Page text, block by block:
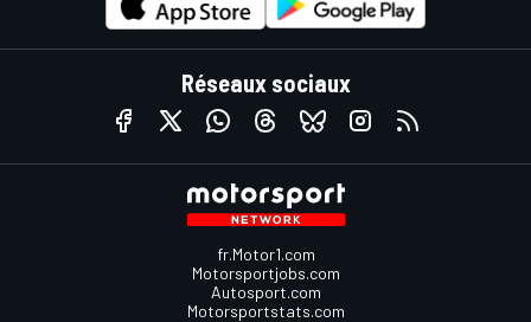
Réseaux sociaux
fr.Motor1.com
Motorsportjobs.com
Autosport.com
Motorsportstats.com